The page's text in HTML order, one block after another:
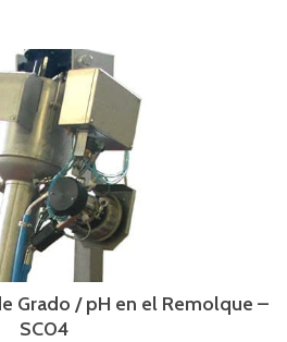
Grado / pH en el Remolque –
SC04